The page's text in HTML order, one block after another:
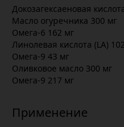
Докозагексаеновая
Mасло огуречника 300 мг
Омега-6 162 мг
Линолевая кислота (LA)
Омега-9 43 мг
Оливковое масло 300 мг
Омега-9 217 мг